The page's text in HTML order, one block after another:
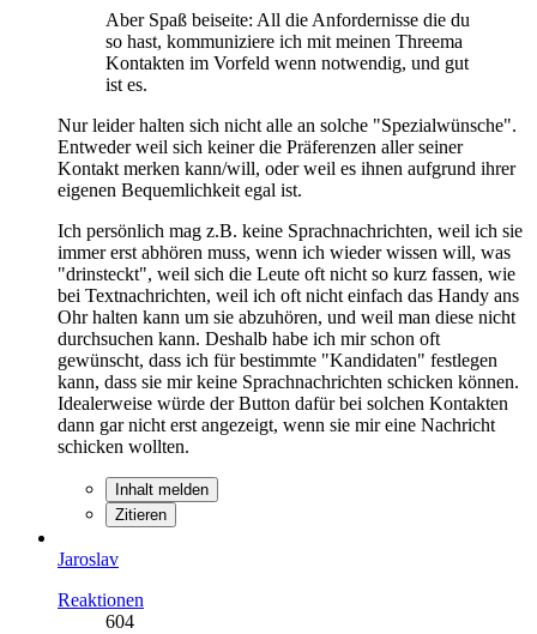
Aber Spaß beiseite: All die Anfordernisse die du
so hast, kommuniziere ich mit meinen Threema
Kontakten im Vorfeld wenn notwendig, und gut
ist es.
Nur leider halten sich nicht alle an solche "Spezialwünsche".
Entweder weil sich keiner die Präferenzen aller seiner
Kontakt merken kann/will, oder weil es ihnen aufgrund ihrer
eigenen Bequemlichkeit egal ist.
Ich persönlich mag z.B. keine Sprachnachrichten, weil ich sie
immer erst abhören muss, wenn ich wieder wissen will, was
"drinsteckt", weil sich die Leute oft nicht so kurz fassen, wie
bei Textnachrichten, weil ich oft nicht einfach das Handy ans
Ohr halten kann um sie abzuhören, und weil man diese nicht
durchsuchen kann. Deshalb habe ich mir schon oft
gewünscht, dass ich für bestimmte "Kandidaten" festlegen
kann, dass sie mir keine Sprachnachrichten schicken können.
Idealerweise würde der Button dafür bei solchen Kontakten
dann gar nicht erst angezeigt, wenn sie mir eine Nachricht
schicken wollten.
Inhalt melden
Zitieren
Jaroslav
Reaktionen
604